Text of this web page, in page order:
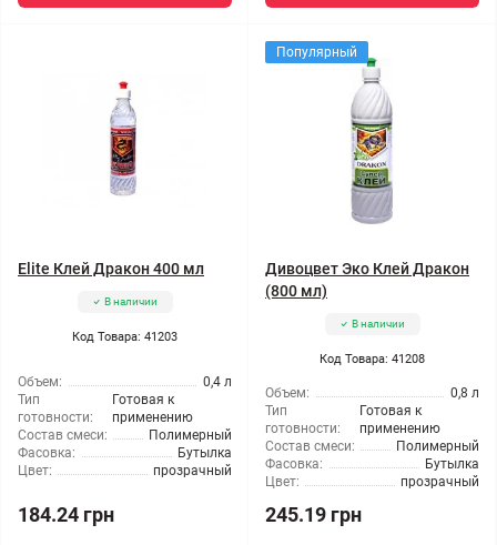
Elite Клей Дракон 400 мл
В наличии
Код Товара: 41203
Объем:
0,4 л
Тип
готовности:
Готовая к
применению
Состав смеси:
Полимерный
Фасовка:
Бутылка
Цвет:
прозрачный
184.24 грн
Популярный
Дивоцвет Эко Клей Дракон
(800 мл)
В наличии
Код Товара: 41208
Объем:
0,8 л
Тип
готовности:
Готовая к
применению
Состав смеси:
Полимерный
Фасовка:
Бутылка
Цвет:
прозрачный
245.19 грн